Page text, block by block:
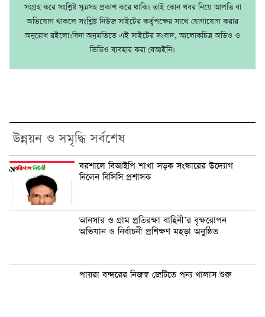
সংগ্রহ করে সংশ্লিষ্ট সূত্রসহ প্রকাশ করে থাকি। তাই কোন খবর নিয়ে আপত্তি বা
অভিযোগ থাকলে সংশ্লিষ্ট নিউজ সাইটের কর্তৃপক্ষের সাথে যোগাযোগ করার
অনুরোধ রইলো।বিনা অনুমতিতে এই সাইটের সংবাদ, আলোকচিত্র অডিও ও
ভিডিও ব্যবহার করা বেআইনি।
উন্নয়ন ও সমৃদ্ধি সর্বশেষ
বরশালে বিআইপি শাখা সড়ক সংস্কারের উদ্যোগ
নিলেন বিসিসি প্রশাসক
আনসার ও গ্রাম প্রতিরক্ষা বাহিনী’র বৃক্ষরোপন
অভিযান ও নির্বাচনী প্রশিক্ষণ মহড়া অনুষ্ঠিত
পায়রা বন্দরের নিজস্ব জেটিতে পন্য খালাস শুরু